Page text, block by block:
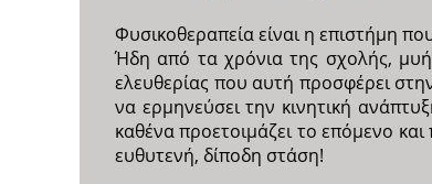
Φυσικοθεραπεία είναι η επιστήμη
Ήδη από τα χρόνια της σχολής,
ελευθερίας που αυτή προσφέρει
να ερμηνεύσει την κινητική
καθένα προετοιμάζει το επόμενο
ευθυτενή, δίποδη στάση!